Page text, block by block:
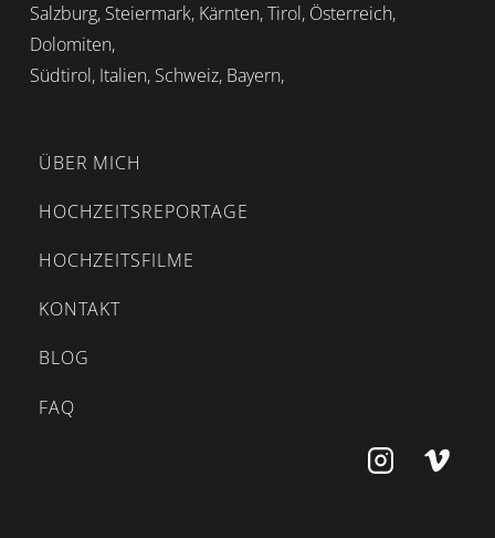
Salzburg, Steiermark, Kärnten, Tirol, Österreich,
Dolomiten,
Südtirol, Italien, Schweiz, Bayern,
ÜBER MICH
HOCHZEITSREPORTAGE
HOCHZEITSFILME
KONTAKT
BLOG
FAQ